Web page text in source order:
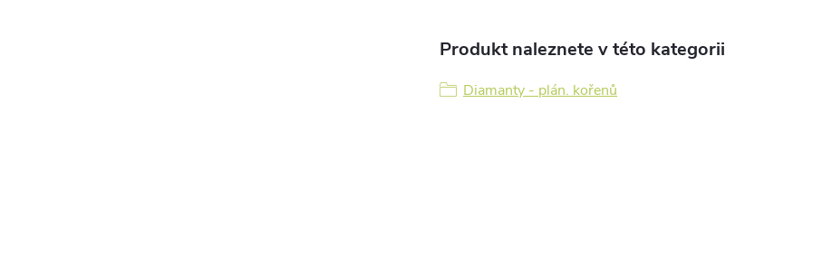
Produkt naleznete v této kategorii
Diamanty - plán. kořenů